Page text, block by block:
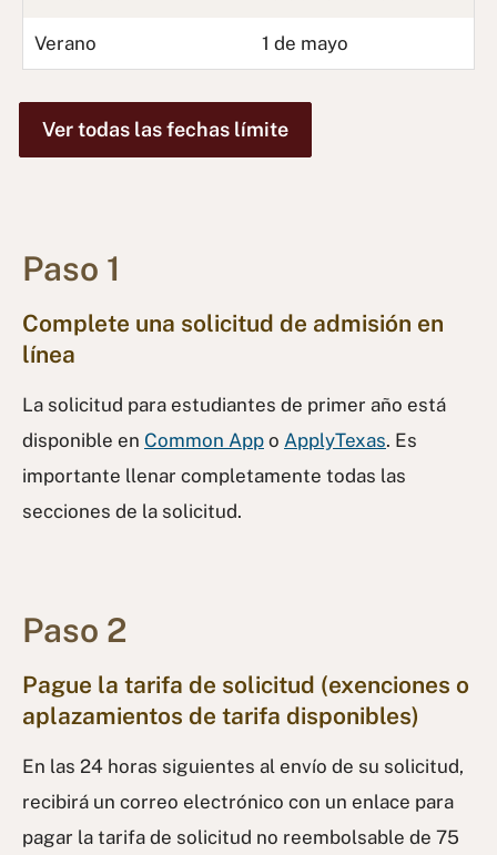
Verano 1 de mayo
Ver todas las fechas límite
Paso 1
Complete una solicitud de admisión en
línea
La solicitud para estudiantes de primer año está
disponible en Common App o ApplyTexas. Es
importante llenar completamente todas las
secciones de la solicitud.
Paso 2
Pague la tarifa de solicitud (exenciones o
aplazamientos de tarifa disponibles)
En las 24 horas siguientes al envío de su solicitud,
recibirá un correo electrónico con un enlace para
pagar la tarifa de solicitud no reembolsable de 75